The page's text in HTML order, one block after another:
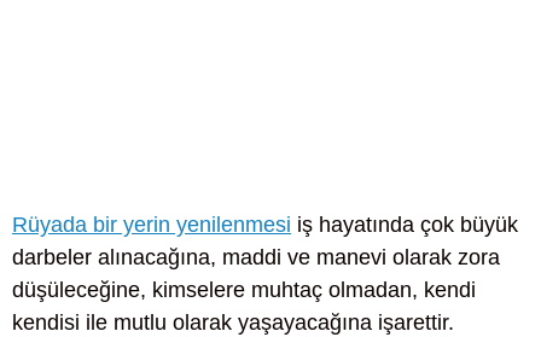
Rüyada bir yerin yenilenmesi iş hayatında çok büyük
darbeler alınacağına, maddi ve manevi olarak zora
düşüleceğine, kimselere muhtaç olmadan, kendi
kendisi ile mutlu olarak yaşayacağına işarettir.